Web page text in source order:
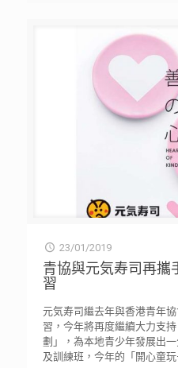
23/01/2019
青協與元気寿司再攜
習
元気寿司繼去年與香港青年
習，今年將再度繼續大力支
劃」，為本地青少年發展出
及訓練班，今年的「開心童